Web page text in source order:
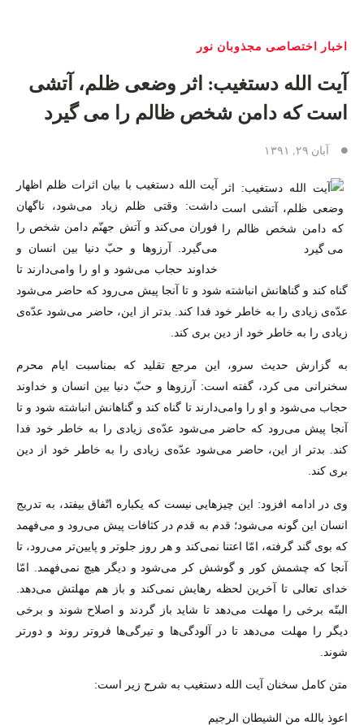
اخبار اختصاصی مجذوبان نور
آیت الله دستغیب: اثر وضعی ظلم، آتشی
است که دامن شخص ظالم را می گیرد
آبان ۲۹, ۱۳۹۱
آیت الله دستغیب با بیان اثرات ظلم اظهار
داشت: وقتى ظلم زیاد مى‌شود، ناگهان
فوران مى‌کند و آتش جهنّم دامن شخص را
مى‌گیرد. آرزوها و حبّ دنیا بین انسان و
خداوند حجاب مى‌شود و او را وامى‌دارند تا
گناه کند و گناهانش انباشته شود و تا آنجا پیش مى‌رود که حاضر مى‌شود
عدّه‌ى زیادى را به خاطر خود فدا کند. بدتر از این، حاضر مى‌شود عدّه‌ى
زیادى را به خاطر خود از دین برى کند.
به گزارش حدیث سرو، این مرجع تقلید که بمناسبت ایام محرم
سخنرانی می کرد، گفته است: آرزوها و حبّ دنیا بین انسان و خداوند
حجاب مى‌شود و او را وامى‌دارند تا گناه کند و گناهانش انباشته شود و تا
آنجا پیش مى‌رود که حاضر مى‌شود عدّه‌ى زیادى را به خاطر خود فدا
کند. بدتر از این، حاضر مى‌شود عدّه‌ى زیادى را به خاطر خود از دین
برى کند.
وی در ادامه افزود: این چیزهایى نیست که یکباره اتّفاق بیفتد، به تدریج
انسان این گونه مى‌شود؛ قدم به قدم در کثافات پیش مى‌رود و مى‌فهمد
که بوى گند گرفته، امّا اعتنا نمى‌کند و هر روز جلوتر و پایین‌تر مى‌رود، تا
آنجا که چشمش کور و گوشش کر مى‌شود و دیگر هیچ نمى‌فهمد. امّا
خداى تعالى تا آخرین لحظه رهایش نمى‌کند و باز هم مهلتش مى‌دهد.
البتّه برخى را مهلت مى‌دهد تا شاید باز گردند و اصلاح شوند و برخى
دیگر را مهلت مى‌دهد تا در آلودگى‌ها و تیرگى‌ها فروتر روند و دورتر
شوند.
متن کامل سخنان آیت الله دستغیب به شرح زیر است:
اعوذ بالله من الشیطان الرجیم